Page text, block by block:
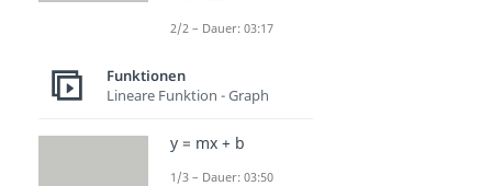
2/2 – Dauer: 03:17
Funktionen
Lineare Funktion - Graph
y = mx + b
1/3 – Dauer: 03:50